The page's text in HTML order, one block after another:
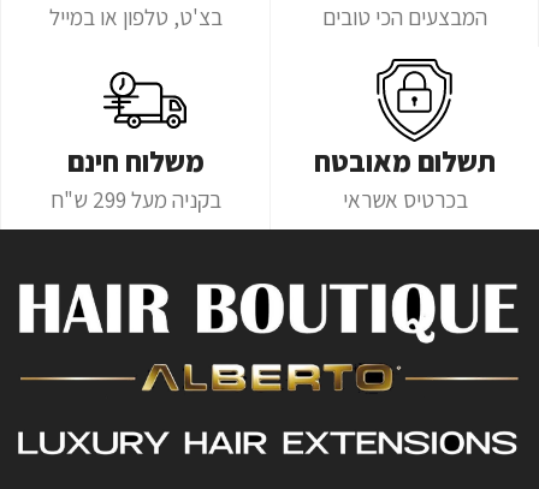
המבצעים הכי טובים בצ'ט, טלפון או במייל
תשלום מאובטח
בכרטיס אשראי
משלוח חינם
בקניה מעל 299 ש"ח